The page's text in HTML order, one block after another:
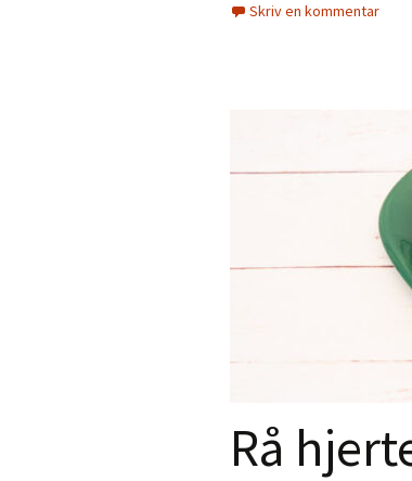
Skriv en kommentar
Rå